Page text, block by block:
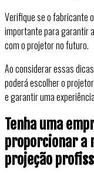
Verifique se o fabricante
importante para garantir
com o projetor no futuro.
Ao considerar essas
poderá escolher o
e garantir uma
Tenha uma
proporcionar a
projeção